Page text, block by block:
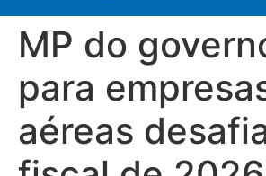
MP do
para
aéreas